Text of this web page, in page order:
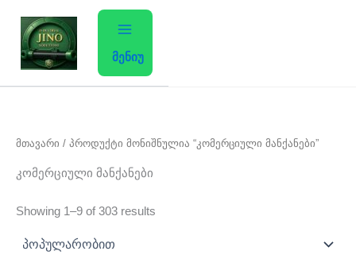
content
მენიუ
მთავარი / პროდუქტი მონიშნულია “კომერციული მანქანები”
კომერციული მანქანები
Showing 1–9 of 303 results